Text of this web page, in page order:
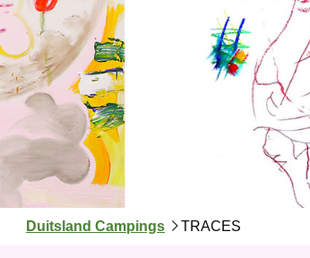
J
Duitsland Campings TRACES